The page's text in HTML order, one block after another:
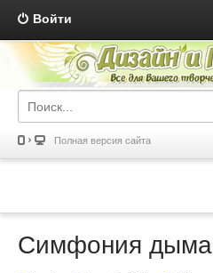
Войти
Полная версия сайта
Симфония дыма